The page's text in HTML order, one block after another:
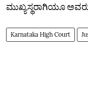
ಮುಖ್ಯಸ್ಥರಾಗಿಯೂ
Karnataka High Court